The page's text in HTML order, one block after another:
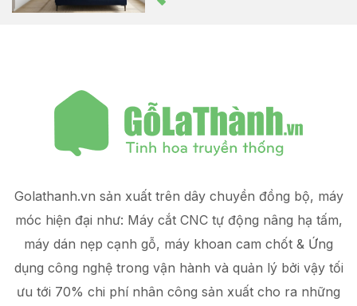
Golathanh.vn sản xuất trên dây chuyền đồng bộ, máy
móc hiện đại như: Máy cắt CNC tự động nâng hạ tấm,
máy dán nẹp cạnh gỗ, máy khoan cam chốt & Ứng
dụng công nghệ trong vận hành và quản lý bởi vậy tối
ưu tới 70% chi phí nhân công sản xuất cho ra những